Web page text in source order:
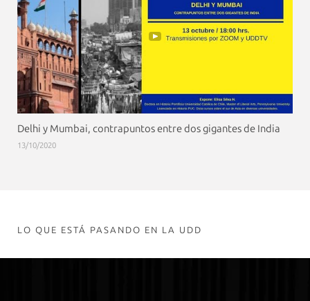
Delhi y Mumbai, contrapuntos entre dos gigantes de India
13/10/2020
LO QUE ESTÁ PASANDO EN LA UDD